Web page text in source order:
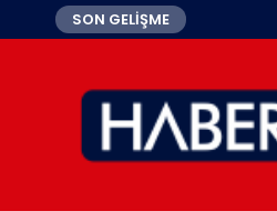
SON GELİŞME